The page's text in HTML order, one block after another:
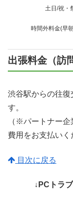
土日/祝・
時間外料金(早
出張料金（訪
渋谷駅からの往復
す。
（※パートナー
費用をお支払いく
目次に戻る
↓PCトラ